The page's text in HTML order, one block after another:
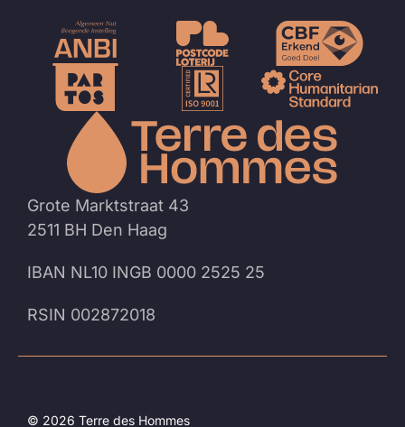
Grote Marktstraat 43
2511 BH Den Haag
IBAN NL10 INGB 0000 2525 25
RSIN 002872018
© 2026 Terre des Hommes